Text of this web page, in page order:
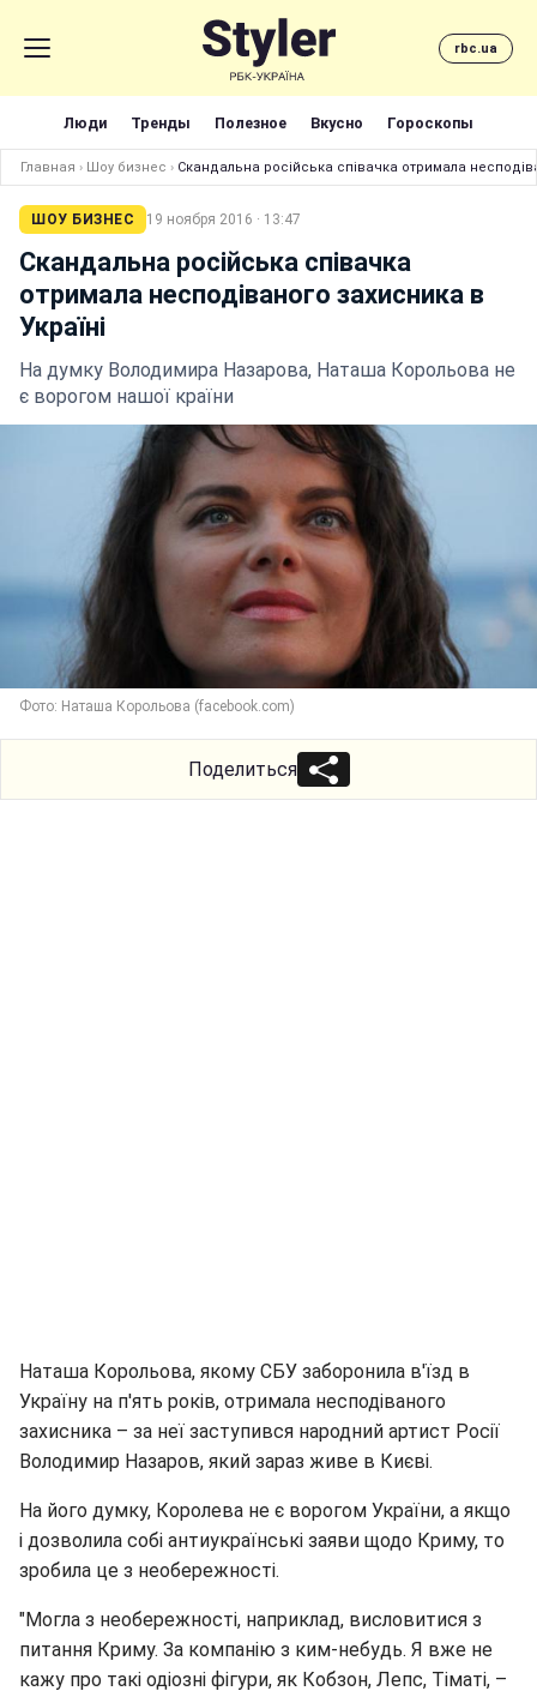
rbc.ua
Люди Тренды Полезное Вкусно Гороскопы
Главная › Шоу бизнес › Скандальна російська співачка отримала
ШОУ БИЗНЕС 19 ноября 2016 · 13:47
Скандальна російська співачка
отримала несподіваного захисника в
Україні
На думку Володимира Назарова, Наташа Корольова не
є ворогом нашої країни
Фото: Наташа Корольова (facebook.com)
Поделиться
Наташа Корольова, якому СБУ заборонила в'їзд в
Україну на п'ять років, отримала несподіваного
захисника – за неї заступився народний артист Росії
Володимир Назаров, який зараз живе в Києві.
На його думку, Королева не є ворогом України, а якщо
і дозволила собі антиукраїнські заяви щодо Криму, то
зробила це з необережності.
"Могла з необережності, наприклад, висловитися з
питання Криму. За компанію з ким-небудь. Я вже не
кажу про такі одіозні фігури, як Кобзон, Лепс, Тіматі, –